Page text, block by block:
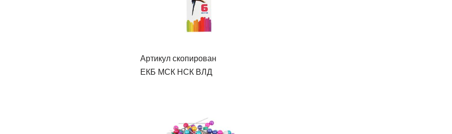
Артикул скопирован
ЕКБ МСК НСК ВЛД